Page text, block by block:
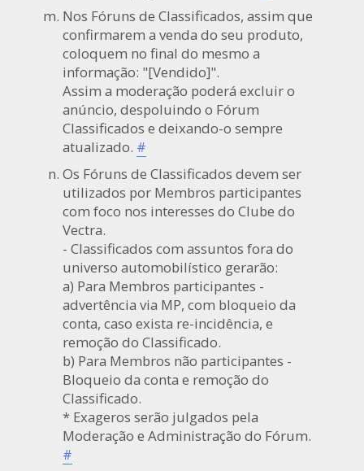
Nos Fóruns de Classificados, assim que
confirmarem a venda do seu produto,
coloquem no final do mesmo a
informação: "[Vendido]".
Assim a moderação poderá excluir o
anúncio, despoluindo o Fórum
Classificados e deixando-o sempre
atualizado. #
Os Fóruns de Classificados devem ser
utilizados por Membros participantes
com foco nos interesses do Clube do
Vectra.
- Classificados com assuntos fora do
universo automobilístico gerarão:
a) Para Membros participantes -
advertência via MP, com bloqueio da
conta, caso exista re-incidência, e
remoção do Classificado.
b) Para Membros não participantes -
Bloqueio da conta e remoção do
Classificado.
* Exageros serão julgados pela
Moderação e Administração do Fórum.
#